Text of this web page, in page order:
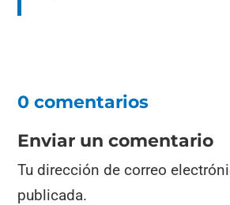
0 comentarios
Enviar un comentario
Tu dirección de correo
publicada.